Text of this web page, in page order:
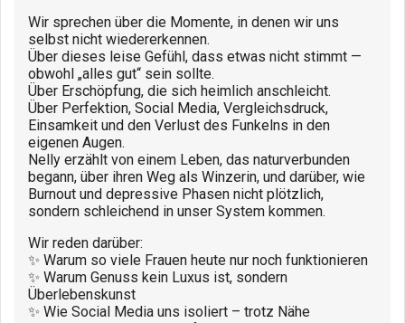
Wir sprechen über die Momente, in denen wir uns
selbst nicht wiedererkennen.
Über dieses leise Gefühl, dass etwas nicht stimmt —
obwohl „alles gut“ sein sollte.
Über Erschöpfung, die sich heimlich anschleicht.
Über Perfektion, Social Media, Vergleichsdruck,
Einsamkeit und den Verlust des Funkelns in den
eigenen Augen.
Nelly erzählt von einem Leben, das naturverbunden
begann, über ihren Weg als Winzerin, und darüber, wie
Burnout und depressive Phasen nicht plötzlich,
sondern schleichend in unser System kommen.
Wir reden darüber:
✨ Warum so viele Frauen heute nur noch funktionieren
✨ Warum Genuss kein Luxus ist, sondern
Überlebenskunst
✨ Wie Social Media uns isoliert – trotz Nähe